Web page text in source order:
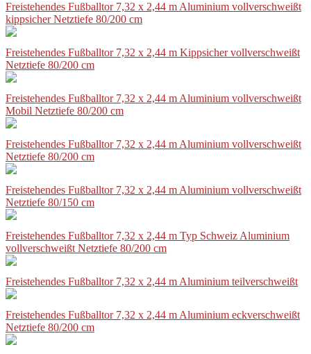
Freistehendes Fußballtor 7,32 x 2,44 m Aluminium vollverschweißt
kippsicher Netztiefe 80/200 cm
Freistehendes Fußballtor 7,32 x 2,44 m Kippsicher vollverschweißt
Netztiefe 80/200 cm
Freistehendes Fußballtor 7,32 x 2,44 m Aluminium vollverschweißt
Mobil Netztiefe 80/200 cm
Freistehendes Fußballtor 7,32 x 2,44 m Aluminium vollverschweißt
Netztiefe 80/200 cm
Freistehendes Fußballtor 7,32 x 2,44 m Aluminium vollverschweißt
Netztiefe 80/150 cm
Freistehendes Fußballtor 7,32 x 2,44 m Typ Schweiz Aluminium
vollverschweißt Netztiefe 80/200 cm
Freistehendes Fußballtor 7,32 x 2,44 m Aluminium teilverschweißt
Freistehendes Fußballtor 7,32 x 2,44 m Aluminium eckverschweißt
Netztiefe 80/200 cm